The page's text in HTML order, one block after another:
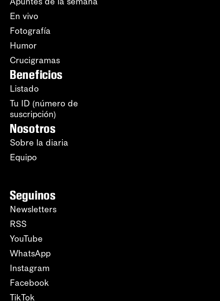
En vivo
Fotografía
Humor
Crucigramas
Beneficios
Listado
Tu ID (número de
suscripción)
Nosotros
Sobre la diaria
Equipo
Seguinos
Newsletters
RSS
YouTube
WhatsApp
Instagram
Facebook
TikTok